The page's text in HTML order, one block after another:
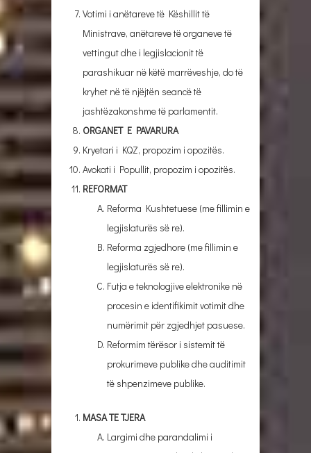
Votimi i anëtareve të Këshillit të
Ministrave, anëtareve të organeve të
vettingut dhe i legjislacionit të
parashikuar në këtë marrëveshje, do të
kryhet në të njëjtën seancë të
jashtëzakonshme të parlamentit.
ORGANET E PAVARURA
Kryetari i KQZ, propozim i opozitës.
Avokati i Popullit, propozim i opozitës.
REFORMAT
Reforma Kushtetuese (me fillimin e
legjislaturës së re).
Reforma zgjedhore (me fillimin e
legjislaturës së re).
Futja e teknologjive elektronike në
procesin e identifikimit votimit dhe
numërimit për zgjedhjet pasuese.
Reformim tërësor i sistemit të
prokurimeve publike dhe auditimit
të shpenzimeve publike.
MASA TE TJERA
Largimi dhe parandalimi i